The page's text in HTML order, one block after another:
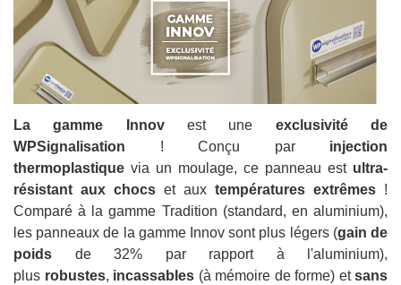
La gamme Innovest une exclusivité de
WPSignalisation ! Conçu par injection
thermoplastique via un moulage, ce panneau est ultra-
résistant aux chocs et aux températures extrêmes !
Comparé à la gamme Tradition (standard, en aluminium),
les panneaux de la gamme Innov sont plus légers (gain de
poids de 32% par rapport à l'aluminium),
plus robustes, incassables (à mémoire de forme) etsans